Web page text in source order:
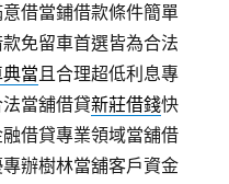
借當鋪借款條件簡單
免留車首選皆為合法
當且合理超低利息專
當舖借貸新莊借錢快
借貸專業領域當舖借
辦樹林當舖客戶資金